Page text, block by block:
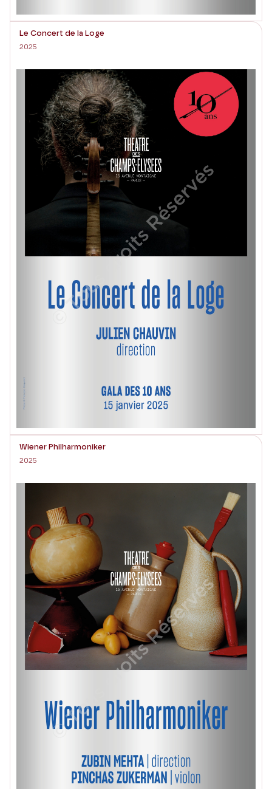
Le Concert de la Loge
2025
Wiener Philharmoniker
2025